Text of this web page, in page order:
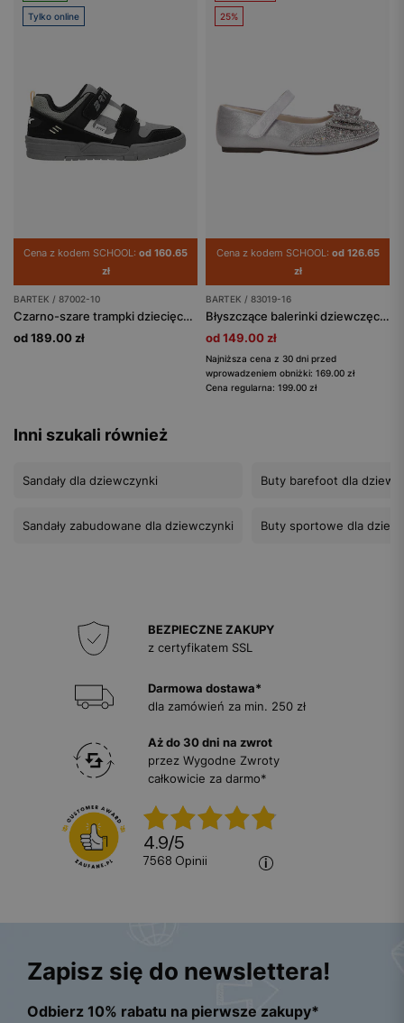
Tylko online
Cena z kodem SCHOOL: od 160.65
zł
BARTEK / 87002-10
Czarno-szare trampki dziecięce BARTEK 87002-10
od 189.00 zł
25%
Cena z kodem SCHOOL: od 126.65
zł
BARTEK / 83019-16
Błyszczące balerinki dziewczęce z kryształkami BARTEK 83019-16
od 149.00 zł
Najniższa cena z 30 dni przed
wprowadzeniem obniżki: 169.00 zł
Cena regularna: 199.00 zł
Inni szukali również
Sandały dla dziewczynki
Sandały zabudowane dla dziewczynki
Buty barefoot dla
Buty sportowe dla
BEZPIECZNE ZAKUPY
z certyfikatem SSL
Darmowa dostawa*
dla zamówień za min. 250 zł
Aż do 30 dni na zwrot
przez Wygodne Zwroty
całkowicie za darmo*
4.9/5
7568 opinii
Zapisz się do newslettera!
Odbierz 10% rabatu na pierwsze zakupy*